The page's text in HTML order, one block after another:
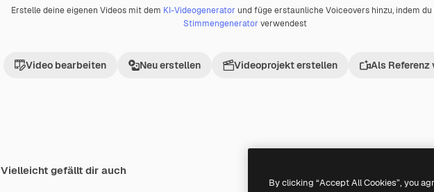
Erstelle deine eigenen Videos mit dem KI-Videogenerator und füge erstaunliche Voiceovers hinzu, indem du
Stimmengenerator verwendest
Video bearbeiten Neu erstellen Videoprojekt erstellen Als Referenz
Vielleicht gefällt dir auch
By clicking “Accept All Cookies”, you